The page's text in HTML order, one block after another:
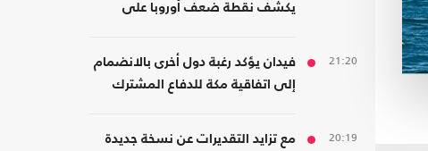
يكشف نقطة ضعف أوروبا على
21:20
فيدان يؤكد رغبة دول أخرى بالانضمام
إلى اتفاقية مكة للدفاع المشترك
20:19
مع تزايد التقديرات عن نسخة جديدة